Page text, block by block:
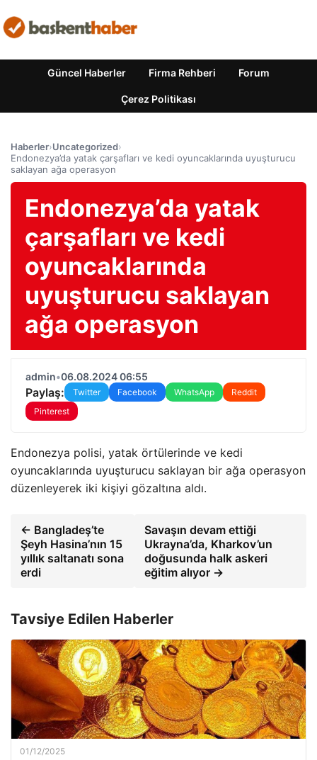
Güncel Haberler Firma Rehberi Forum
Çerez Politikası
Haberler›Uncategorized›
Endonezya’da yatak çarşafları ve kedi oyuncaklarında uyuşturucu
saklayan ağa operasyon
Endonezya’da yatak
çarşafları ve kedi
oyuncaklarında
uyuşturucu saklayan
ağa operasyon
admin•06.08.2024 06:55
Paylaş: Twitter Facebook WhatsApp
Reddit
Pinterest
Endonezya polisi, yatak örtülerinde ve kedi
oyuncaklarında uyuşturucu saklayan bir ağa operasyon
düzenleyerek iki kişiyi gözaltına aldı.
← Bangladeş’te
Şeyh Hasina’nın 15
yıllık saltanatı sona
erdi
Savaşın devam ettiği
Ukrayna’da, Kharkov’un
doğusunda halk askeri
eğitim alıyor →
Tavsiye Edilen Haberler
01/12/2025